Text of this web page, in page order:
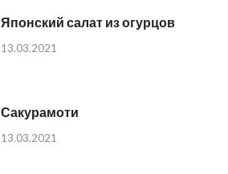
Японский салат из огурцов
13.03.2021
Сакурамоти
13.03.2021